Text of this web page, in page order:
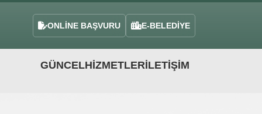
ONLİNE BAŞVURU E-BELEDİYE
GÜNCELHIZMETLERİLETIŞIM